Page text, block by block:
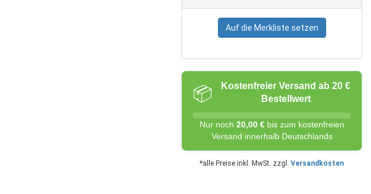
Auf die Merkliste setzen
📦
Kostenfreier Versand ab 20 €
Bestellwert
Nur noch 20,00 €bis zum kostenfreien
Versand innerhalb Deutschlands
*alle Preise inkl. MwSt. zzgl. Versandkosten